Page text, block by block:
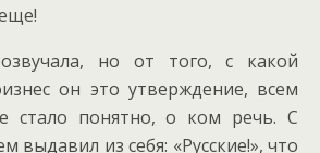
но от того, с какой
он это утверждение, всем
стало понятно, о ком речь. С
выдавил из себя: «Русские!», что